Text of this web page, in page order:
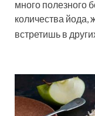
много полезного
количества йода,
встретишь в